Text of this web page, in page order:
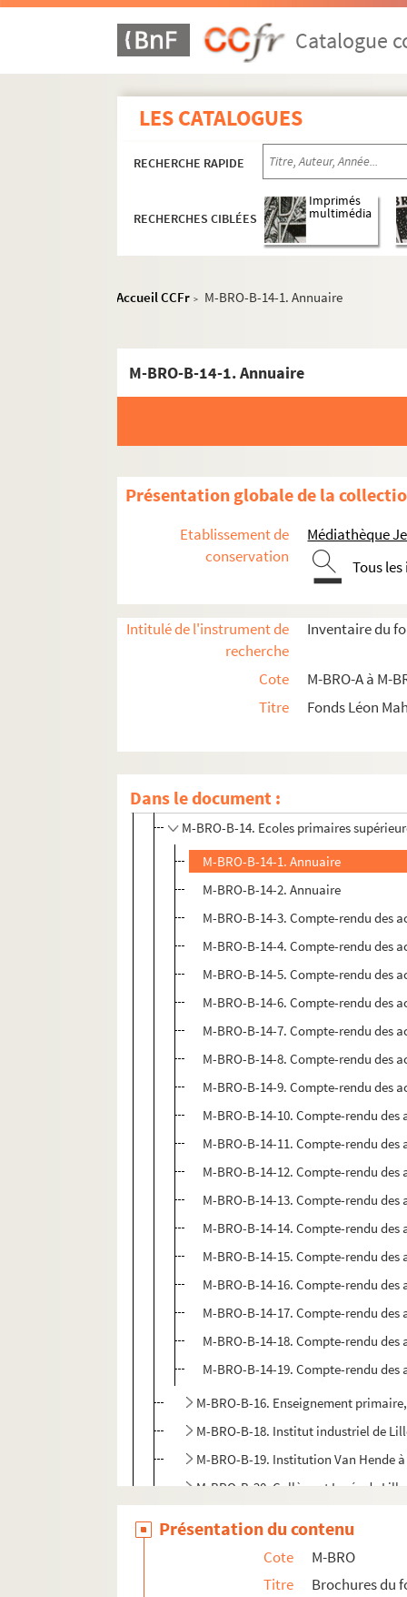
Catalogue
LES CATALOGUES
RECHERCHE RAPIDE
RECHERCHES CIBLÉES
Imprimés
multimédia
Accueil CCFr > M-BRO-B-14-1. Annuaire
M-BRO-B-14-1. Annuaire
Présentation globale de la
Etablissement de
conservation
Médiathèque
Tous
Intitulé de l'instrument de
recherche
Inventaire du
Cote
M-BRO-A à M-
Titre
Fonds Léon
Dans le document :
M-BRO-B-3. Académie lilloise pour
M-BRO-B-4. Association pour la
M-BRO-B-5. Académie de Douai
M-BRO-B-6. Ecole libre Saint-Joseph
M-BRO-B-8. Commission des
M-BRO-B-9. Concours agricoles et
M-BRO-B-10. Conservatoire de
M-BRO-B-12. Anciens élèves de
M-BRO-B-13. Ecoles primaires
M-BRO-B-14. Ecoles primaires
M-BRO-B-14-1. Annuaire
M-BRO-B-14-2. Annuaire
M-BRO-B-14-3. Compte-rendu des
M-BRO-B-14-4. Compte-rendu des
M-BRO-B-14-5. Compte-rendu des
M-BRO-B-14-6. Compte-rendu des
M-BRO-B-14-7. Compte-rendu des
M-BRO-B-14-8. Compte-rendu des
M-BRO-B-14-9. Compte-rendu des
M-BRO-B-14-10. Compte-rendu
M-BRO-B-14-11. Compte-rendu
M-BRO-B-14-12. Compte-rendu
M-BRO-B-14-13. Compte-rendu
M-BRO-B-14-14. Compte-rendu
M-BRO-B-14-15. Compte-rendu
M-BRO-B-14-16. Compte-rendu
M-BRO-B-14-17. Compte-rendu
M-BRO-B-14-18. Compte-rendu
M-BRO-B-14-19. Compte-rendu
M-BRO-B-16. Enseignement
M-BRO-B-18. Institut industriel de
M-BRO-B-19. Institution Van Hende
M-BRO-B-20. Collège et Lycée de Lille
Présentation du contenu
Cote
M-BRO
Titre
Brochures du